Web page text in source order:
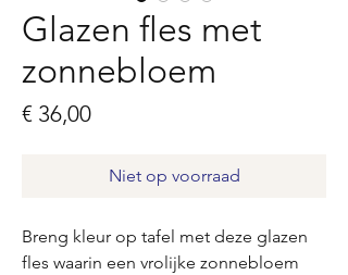
Glazen fles met
zonnebloem
€ 36,00Prijs
Niet op voorraad
Breng kleur op tafel met deze glazen
fles waarin een vrolijke zonnebloem